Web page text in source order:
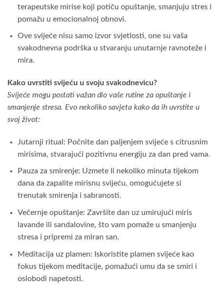
terapeutske mirise koji potiču opuštanje, smanjuju stres i
pomažu u emocionalnoj obnovi.
Ove svijeće nisu samo izvor svjetlosti, one su vaša
svakodnevna podrška u stvaranju unutarnje ravnoteže i
mira.
Kako uvrstiti svijeću u svoju svakodnevicu?
Svijeće mogu postati važan dio vaše rutine za opuštanje i
smanjenje stresa. Evo nekoliko savjeta kako da ih uvrstite u
svoj život:
Jutarnji ritual: Počnite dan paljenjem svijeće s citrusnim
mirisima, stvarajući pozitivnu energiju za dan pred vama.
Pauza za smirenje: Uzmete li nekoliko minuta tijekom
dana da zapalite mirisnu svijeću, omogućujete si
trenutak smirenja i sabranosti.
Večernje opuštanje: Završite dan uz umirujući miris
lavande ili sandalovine, što vam pomaže u smanjenju
stresa i pripremi za miran san.
Meditacija uz plamen: Iskoristite plamen svijeće kao
fokus tijekom meditacije, pomažući umu da se smiri i
oslobodi napetosti.